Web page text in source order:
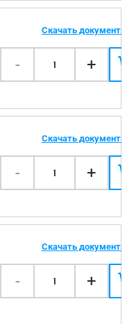
Скачать
- 1 +
Скачать
- 1 +
Скачать
- 1 +